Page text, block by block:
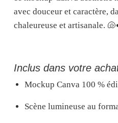
avec douceur et caractère,
chaleureuse et artisanale.
Inclus dans votre
Mockup Canva 100 %
Scène lumineuse au